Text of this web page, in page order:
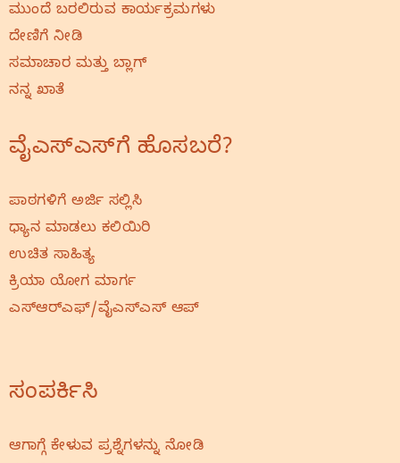
ಮುಂದೆ ಬರಲಿರುವ ಕಾರ್ಯಕ್ರಮಗಳು
ದೇಣಿಗೆ ನೀಡಿ
ಸಮಾಚಾರ ಮತ್ತು ಬ್ಲಾಗ್
ನನ್ನ ಖಾತೆ
ವೈಎಸ್‌ಎಸ್‌ಗೆ ಹೊಸಬರೆ?
ಪಾಠಗಳಿಗೆ ಅರ್ಜಿ ಸಲ್ಲಿಸಿ
ಧ್ಯಾನ ಮಾಡಲು ಕಲಿಯಿರಿ
ಉಚಿತ ಸಾಹಿತ್ಯ
ಕ್ರಿಯಾ ಯೋಗ ಮಾರ್ಗ
ಎಸ್‌ಆರ್‌ಎಫ್‌/ವೈಎಸ್‌ಎಸ್‌ ಆಪ್
ಸಂಪರ್ಕಿಸಿ
ಆಗಾಗ್ಗೆ ಕೇಳುವ ಪ್ರಶ್ನೆಗಳನ್ನು ನೋಡಿ